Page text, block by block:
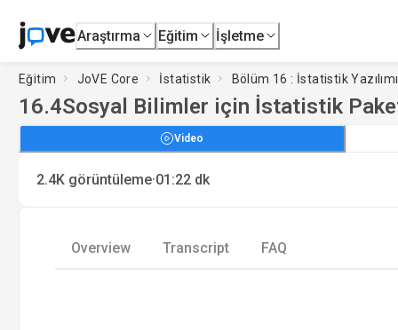
Araştırma Eğitim İşletme
Eğitim JoVE Core İstatistik Bölüm 16 : İstatistik Yazılımı
16.4Sosyal Bilimler için İstatistik
Video
2.4K görüntüleme·01:22 dk
Overview Transcript FAQ